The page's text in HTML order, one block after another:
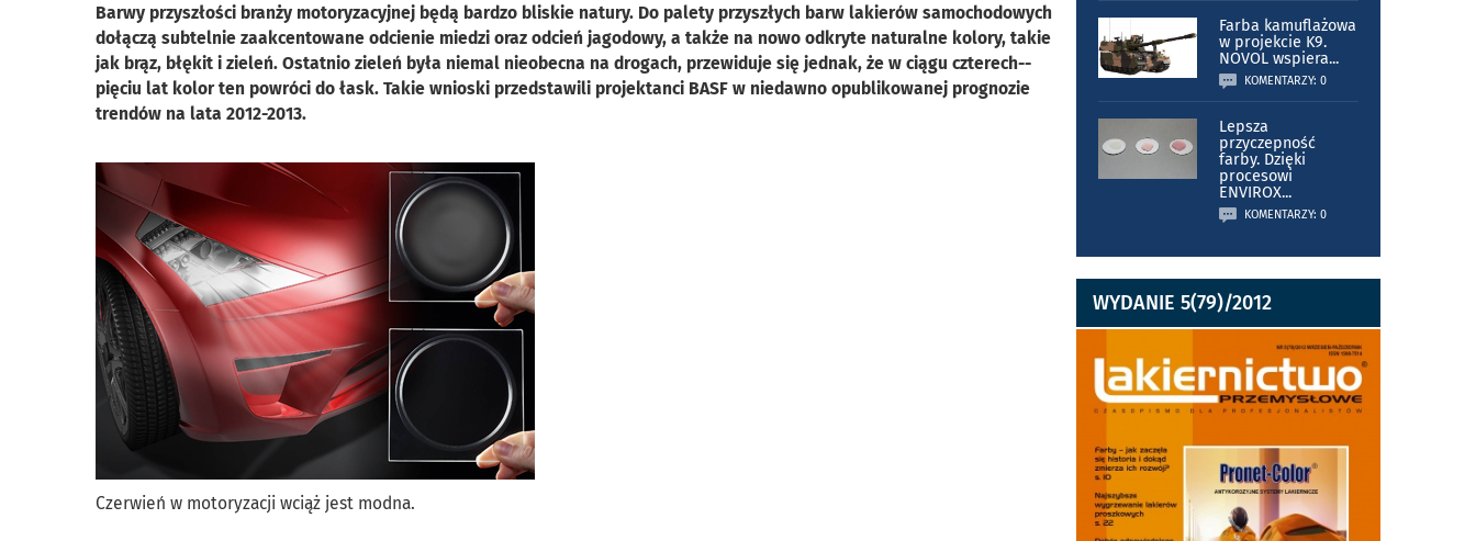
Barwy przyszłości branży motoryzacyjnej będą bardzo bliskie natury. Do palety przyszłych barw lakierów samochodowych
dołączą subtelnie zaakcentowane odcienie miedzi oraz odcień jagodowy, a także na nowo odkryte naturalne kolory, takie
jak brąz, błękit i zieleń. Ostatnio zieleń była niemal nieobecna na drogach, przewiduje się jednak, że w ciągu czterech--
pięciu lat kolor ten powróci do łask. Takie wnioski przedstawili projektanci BASF w niedawno opublikowanej prognozie
trendów na lata 2012-2013.
Czerwień w motoryzacji wciąż jest modna.
Farba kamuflażowa
w projekcie K9.
NOVOL wspiera...
KOMENTARZY: 0
Lepsza
przyczepność
farby. Dzięki
procesowi
ENVIROX...
KOMENTARZY: 0
WYDANIE 5(79)/2012